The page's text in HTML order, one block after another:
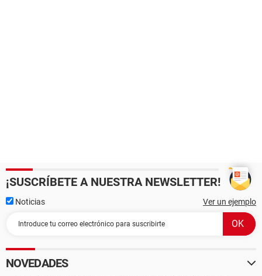
¡SUSCRÍBETE A NUESTRA NEWSLETTER!
Noticias Ver un ejemplo
NOVEDADES